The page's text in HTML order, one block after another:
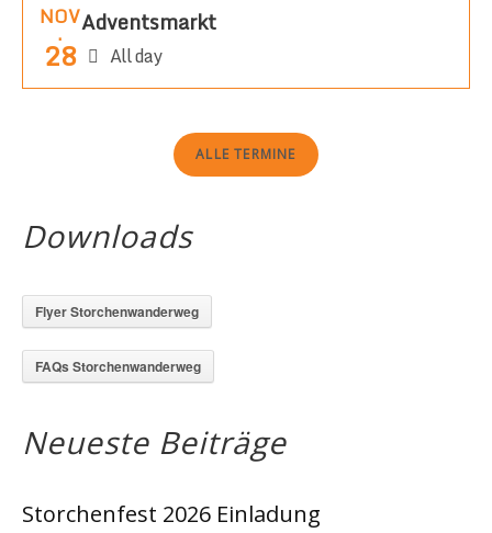
NOV
.
28
Adventsmarkt
All day
ALLE TERMINE
Downloads
Flyer Storchenwanderweg
FAQs Storchenwanderweg
Neueste Beiträge
Storchenfest 2026 Einladung